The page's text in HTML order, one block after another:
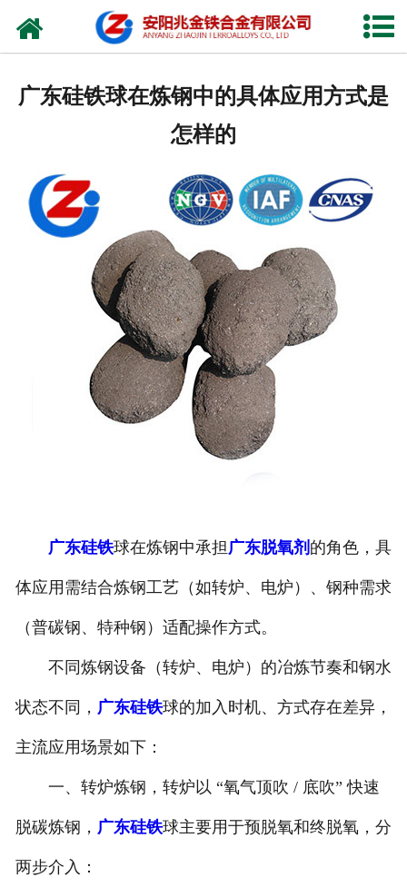
网站首页
厂容厂貌
视频中心
联系我们
广东硅铁球在炼钢中的具体应用方式是
怎样的
广东硅铁球在炼钢中承担广东脱氧剂 的角色，具
体应用需结合炼钢工艺（如转炉、电炉）、钢种需求
（普碳钢、特种钢）适配操作方式。
不同炼钢设备（转炉、电炉）的冶炼节奏和钢水
状态不同， 广东硅铁球的加入时机、方式存在差异，
主流应用场景如下：
一、转炉炼钢，转炉以 “氧气顶吹 / 底吹” 快速
脱碳炼钢， 广东硅铁球主要用于预脱氧和终脱氧，分
两步介入：